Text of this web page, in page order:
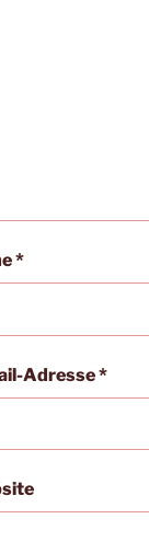
*
Adresse*